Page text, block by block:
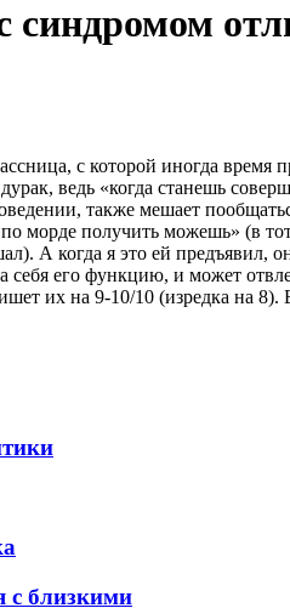
синдромом
с которой иногда время
ведь «когда станешь
также мешает
морде получить можешь» (в
А когда я это ей
себя его функцию, и может
их на 9-10/10 (изредка на
с близкими